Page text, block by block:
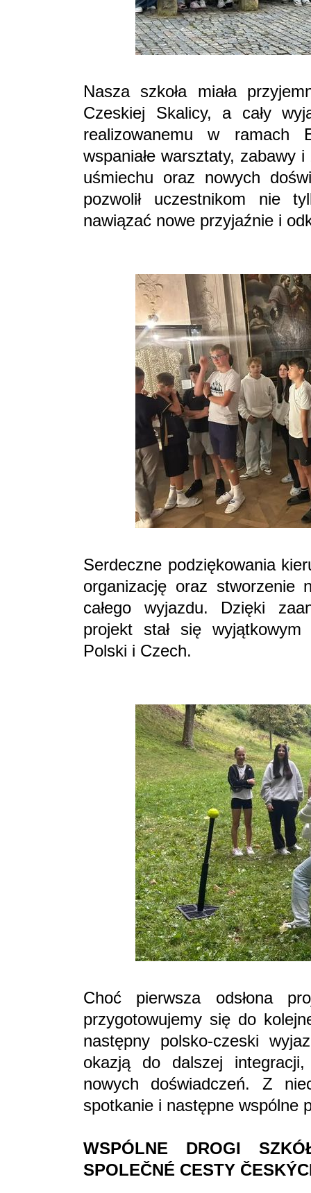
Nasza szkoła miała
Czeskiej Skalicy, a cały
realizowanemu w ramach
wspaniałe warsztaty, zabawy
uśmiechu oraz nowych
pozwolił uczestnikom nie
nawiązać nowe przyjaźnie i
Serdeczne podziękowania
organizację oraz stworzenie
całego wyjazdu. Dzięki
projekt stał się
Polski i Czech.
Choć pierwsza odsłona
przygotowujemy się do
następny polsko-czeski
okazją do dalszej
nowych doświadczeń. Z
spotkanie i następne wspólne
WSPÓLNE DROGI
SPOLEČNÉ CESTY